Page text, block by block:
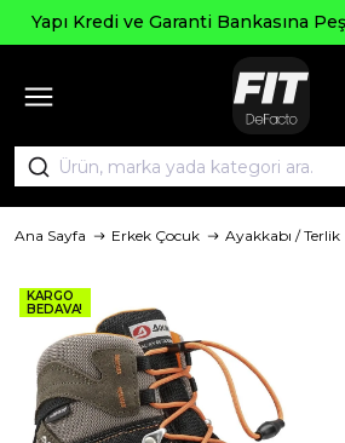
Yapı Kredi ve Garanti Bankasına
Ana Sayfa Erkek Çocuk Ayakkabı / Terlik
KARGO
BEDAVA!